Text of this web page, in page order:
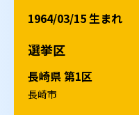
1964/03/15 生まれ
選挙区
長崎県 第1区
長崎市